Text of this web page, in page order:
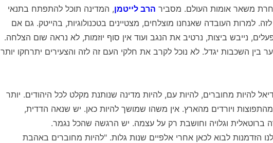
משאר אומות העולם. מסביר הרב לייטמן, המדינה תוכל להתפתח בתנאי
למרות העובדה שאנחנו מוצלחים, מצטיינים בטכנולוגיות, בהייטק. גם אם
נייבש ביצות, נרטיב את הנגב ועוד אין סוף יוזמות, לא נראה שום הצלחה.
בין השכבות יגדל. לא נוכל לקרב את חלקי העם זה לזה והצעירים יתרחקו יותר
להיות מחוברים, להיות עם, להיות מדינה שנותנת מקלט לכל היהודים. יותר
ויורדים מהארץ. אין משהו שמושך להיות כאן. יש שנאה הדדית,
ברוטאלית וגלויה וחושבת רק על עצמה. יש הרגשה שהכל נגמר.
הזדמנות לבוא לכאן אחרי אלפיים שנות גלות. "להיות מחוברים באהבת